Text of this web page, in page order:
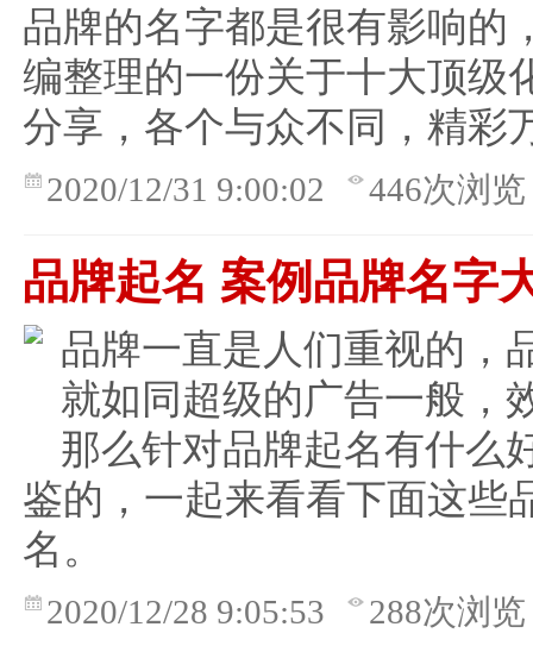
品牌的名字都是很有影响的
编整理的一份关于十大顶级
分享，各个与众不同，精彩
2020/12/31 9:00:02 446次浏览
品牌起名 案例品牌名字
品牌一直是人们重视的，
就如同超级的广告一般，
那么针对品牌起名有什么
鉴的，一起来看看下面这些
名。
2020/12/28 9:05:53 288次浏览